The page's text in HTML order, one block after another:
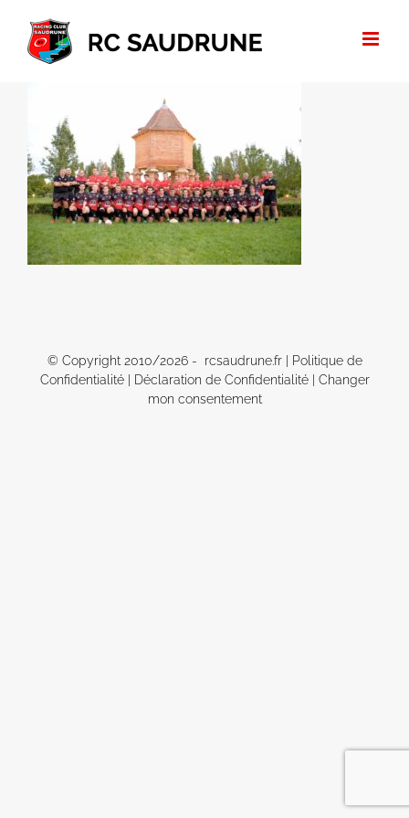
Passer
contenu
© Copyright 2010/2026 - rcsaudrune.fr |
Politique de
Confidentialité| Déclaration de Confidentialité| Changer
mon consentement